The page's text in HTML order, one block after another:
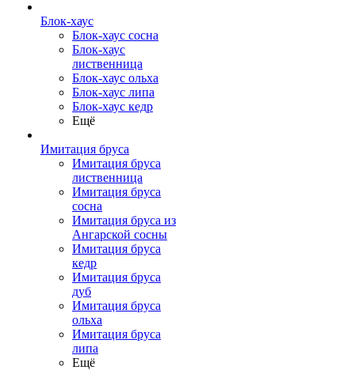
Блок-хаус
Блок-хаус сосна
Блок-хаус
лиственница
Блок-хаус ольха
Блок-хаус липа
Блок-хаус кедр
Ещё
Имитация бруса
Имитация бруса
лиственница
Имитация бруса
сосна
Имитация бруса из
Ангарской сосны
Имитация бруса
кедр
Имитация бруса
дуб
Имитация бруса
ольха
Имитация бруса
липа
Ещё